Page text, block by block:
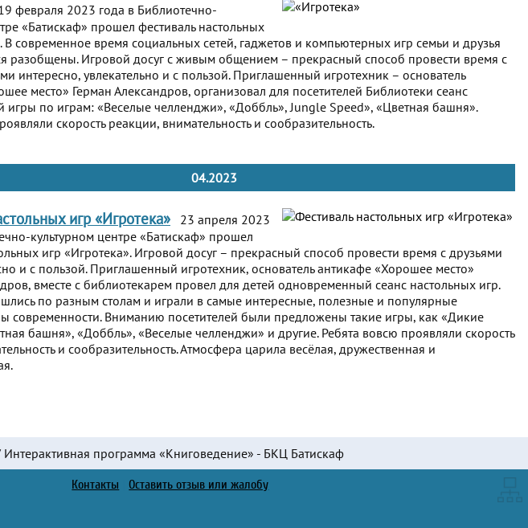
февраля 2023 года в Библиотечно-
«Батискаф» прошел фестиваль настольных
В современное время социальных сетей, гаджетов и компьютерных игр семьи и друзья
разобщены. Игровой досуг с живым общением – прекрасный способ провести время с
интересно, увлекательно и с пользой. Приглашенный игротехник – основатель
место» Герман Александров, организовал для посетителей Библиотеки сеанс
по играм: «Веселые челленджи», «Доббль», Jungle Speed», «Цветная башня».
скорость реакции, внимательность и сообразительность.
04.2023
игр «Игротека»
23 апреля 2023
культурном центре «Батискаф» прошел
игр «Игротека». Игровой досуг – прекрасный способ провести время с друзьями
и с пользой. Приглашенный игротехник, основатель антикафе «Хорошее место»
вместе с библиотекарем провел для детей одновременный сеанс настольных игр.
по разным столам и играли в самые интересные, полезные и популярные
современности. Вниманию посетителей были предложены такие игры, как «Дикие
башня», «Доббль», «Веселые челленджи» и другие. Ребята вовсю проявляли скорость
и сообразительность. Атмосфера царила весёлая, дружественная и
Интерактивная программа «Книговедение» - БКЦ Батискаф
Контакты |Оставить отзыв или жалобу